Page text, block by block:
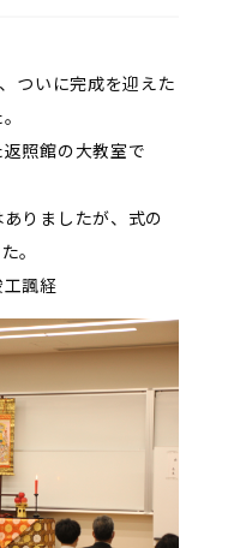
ついに完成を迎えた
照館の大教室で
りましたが、式の
。
諷経